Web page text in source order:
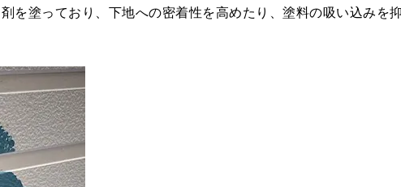
を塗っており、下地への密着性を高めたり、塗料の吸い込みを